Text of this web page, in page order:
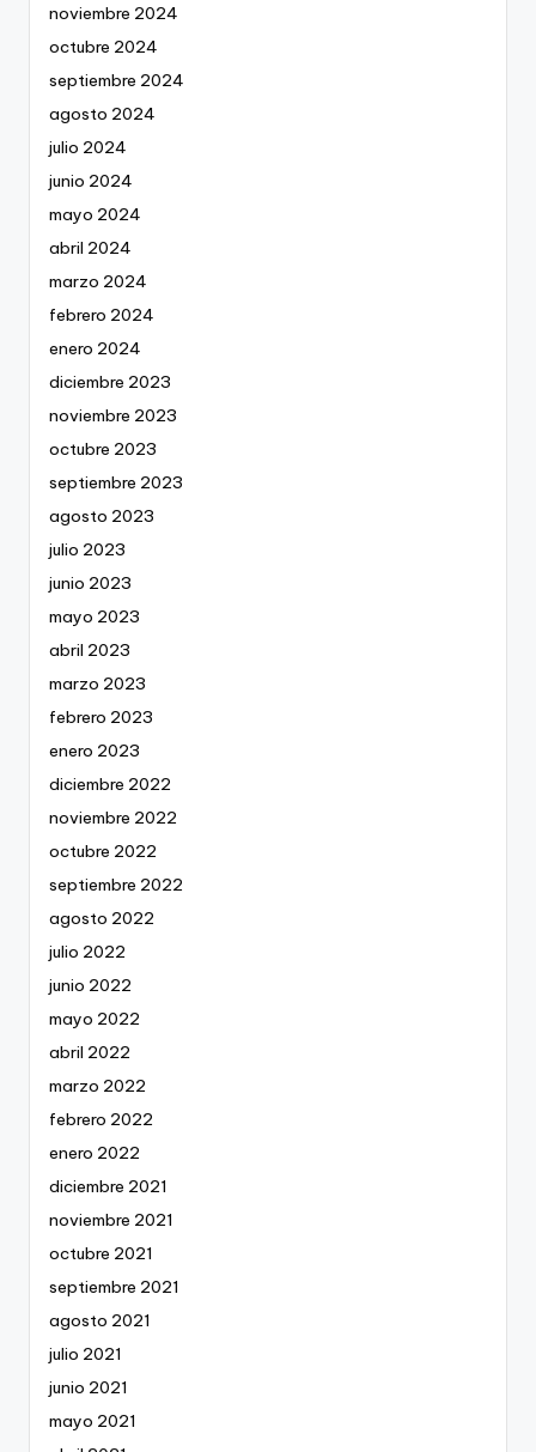
noviembre 2024
octubre 2024
septiembre 2024
agosto 2024
julio 2024
junio 2024
mayo 2024
abril 2024
marzo 2024
febrero 2024
enero 2024
diciembre 2023
noviembre 2023
octubre 2023
septiembre 2023
agosto 2023
julio 2023
junio 2023
mayo 2023
abril 2023
marzo 2023
febrero 2023
enero 2023
diciembre 2022
noviembre 2022
octubre 2022
septiembre 2022
agosto 2022
julio 2022
junio 2022
mayo 2022
abril 2022
marzo 2022
febrero 2022
enero 2022
diciembre 2021
noviembre 2021
octubre 2021
septiembre 2021
agosto 2021
julio 2021
junio 2021
mayo 2021